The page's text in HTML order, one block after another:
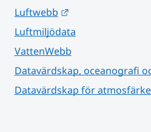
Luftwebb
Länk till annan
Luftmiljödata
VattenWebb
Datavärdskap, oceanografi
Datavärdskap för